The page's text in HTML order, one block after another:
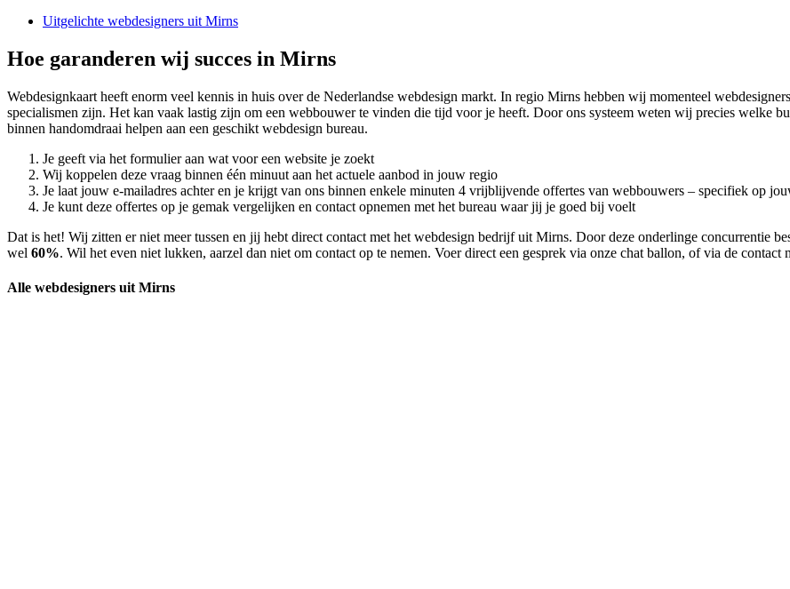
Uitgelichte webdesigners uit Mirns
Hoe garanderen wij succes in Mirns
Webdesignkaart heeft enorm veel kennis in huis over de Nederlandse webdesign markt. In regio Mirns hebben wij momenteel
specialismen zijn. Het kan vaak lastig zijn om een webbouwer te vinden die tijd voor je heeft. Door ons systeem weten wij precies welke
binnen handomdraai helpen aan een geschikt webdesign bureau.
Je geeft via het formulier aan wat voor een website je zoekt
Wij koppelen deze vraag binnen één minuut aan het actuele aanbod in jouw regio
Je laat jouw e-mailadres achter en je krijgt van ons binnen enkele minuten 4 vrijblijvende offertes van webbouwers – specifiek op
Je kunt deze offertes op je gemak vergelijken en contact opnemen met het bureau waar jij je goed bij voelt
Dat is het! Wij zitten er niet meer tussen en jij hebt direct contact met het webdesign bedrijf uit Mirns. Door deze onderlinge concurrentie
wel 60%. Wil het even niet lukken, aarzel dan niet om contact op te nemen. Voer direct een gesprek via onze chat ballon, of via de contact
Alle webdesigners uit Mirns